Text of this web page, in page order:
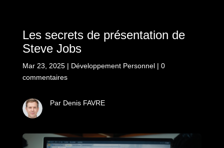
Les secrets de présentation de
Steve Jobs
Mar 23, 2025| Développement Personnel| 0
commentaires
Par Denis FAVRE